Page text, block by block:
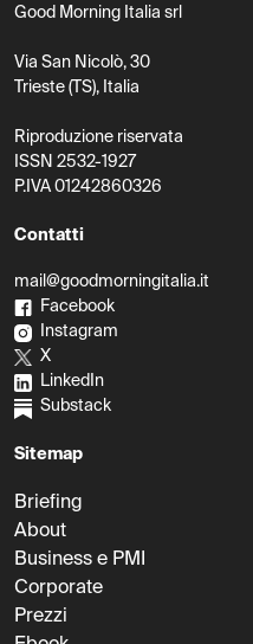
Good Morning Italia srl
Via San Nicolò, 30
Trieste (TS), Italia
Riproduzione riservata
ISSN 2532-1927
P.IVA 01242860326
Contatti
mail@goodmorningitalia.it
Facebook
Instagram
X
LinkedIn
Substack
Sitemap
Briefing
About
Business e PMI
Corporate
Prezzi